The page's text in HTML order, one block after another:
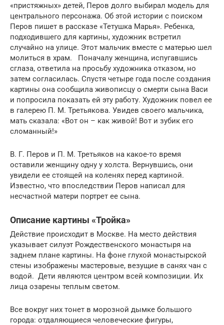
«пристяжных» детей, Перов долго выбирал модель для
центрального персонажа. Об этой истории с поиском
Перов пишет в рассказе «Тетушка Марья». Ребенка,
подходившего для картины, художник встретил
случайно на улице. Этот мальчик вместе с матерью шел
молиться в храм. Поначалу женщина, испугавшись
сглаза, ответила на просьбу художника отказом, но
затем согласилась. Спустя четыре года после создания
картины она сообщила живописцу о смерти сына Васи
и попросила показать ей эту работу. Художник повел ее
в галерею П. М. Третьякова. Увидев своего мальчика,
мать сказала: «Вот он – как живой! Вот и зубик его
сломанный!»
В. Г. Перов и П. М. Третьяков на какое-то время
оставили женщину одну у холста. Вернувшись, они
увидели ее стоящей на коленях перед картиной.
Известно, что впоследствии Перов написал для
несчастной матери портрет ее сына.
Описание картины «Тройка»
Действие происходит в Москве. На место действия
указывает силуэт Рождественского монастыря на
заднем плане картины. На фоне глухой монастырской
стены изображены мастеровые, везущие в санях чан с
водой. Дети являются центром всей композиции. Их
лица озарены теплым светом.
Все вокруг них тонет в морозной дымке большого
города: отдаляющиеся человеческие фигуры,